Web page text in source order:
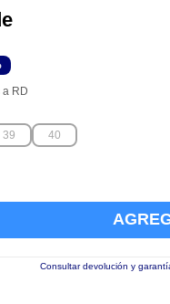
RD
39 40
Consultar devolución y